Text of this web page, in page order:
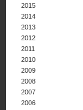
2015
2014
2013
2012
2011
2010
2009
2008
2007
2006